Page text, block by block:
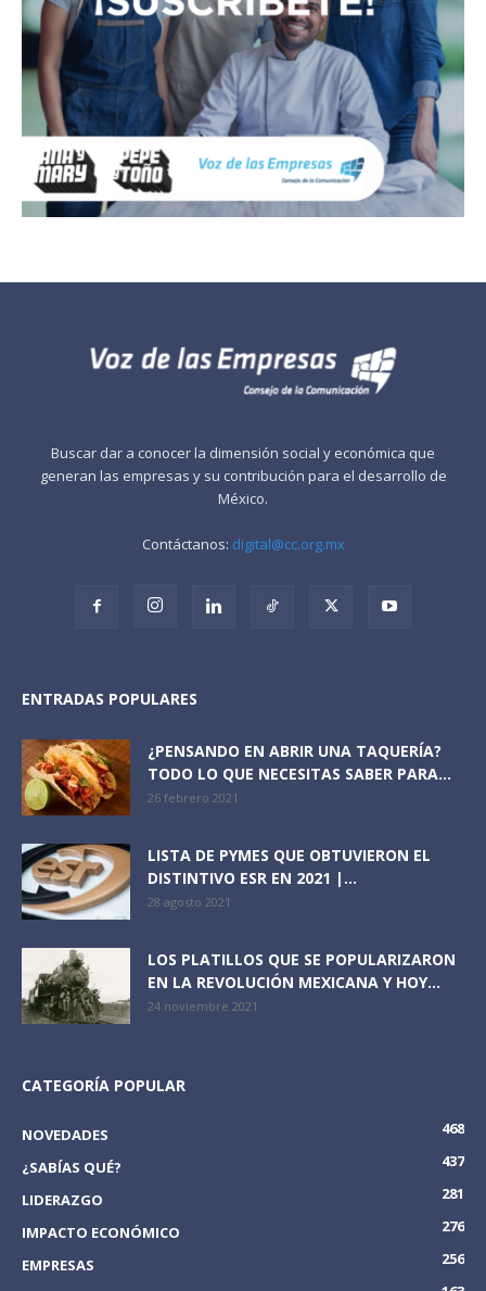
Buscar dar a conocer la dimensión social y económica que
generan las empresas y su contribución para el desarrollo de
México.
Contáctanos: digital@cc.org.mx
ENTRADAS POPULARES
¿PENSANDO EN ABRIR UNA TAQUERÍA?
TODO LO QUE NECESITAS SABER PARA...
26 febrero 2021
LISTA DE PYMES QUE OBTUVIERON EL
DISTINTIVO ESR EN 2021 |...
28 agosto 2021
LOS PLATILLOS QUE SE POPULARIZARON
EN LA REVOLUCIÓN MEXICANA Y HOY...
24 noviembre 2021
CATEGORÍA POPULAR
NOVEDADES
468
¿SABÍAS QUÉ?
437
LIDERAZGO
281
IMPACTO ECONÓMICO
276
EMPRESAS
256